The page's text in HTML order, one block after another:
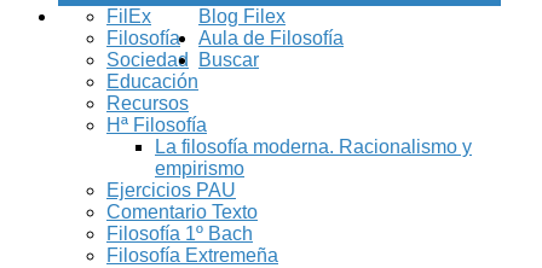
Blog Filex
FilEx
Filosofía
Sociedad
Educación
Recursos
Aula de Filosofía
Hª Filosofía
La filosofía moderna. Racionalismo y
empirismo
Ejercicios PAU
Comentario Texto
Filosofía 1º Bach
Filosofía Extremeña
Buscar